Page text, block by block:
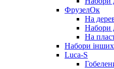
ФрузелОк
На
Набори
На
Набори
Luca-S